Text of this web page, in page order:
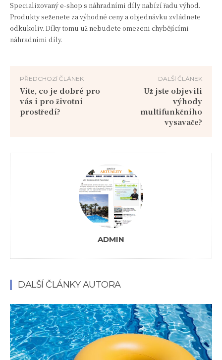
Specializovaný e-shop s náhradními díly nabízí řadu výhod.
Produkty seženete za výhodné ceny a objednávku zvládnete
odkukoliv. Díky tomu už nebudete omezeni chybějícími
náhradními díly.
PŘEDCHOZÍ ČLÁNEK
Víte, co je dobré pro
vás i pro životní
prostředí?
DALŠÍ ČLÁNEK
Už jste objevili
výhody
multifunkčního
vysavače?
ADMIN
DALŠÍ ČLÁNKY AUTORA